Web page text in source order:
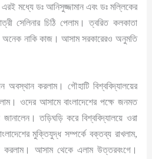
মধ্যে ডঃ আনিসুজ্জামান এবং ডঃ মল্লিকের
সেলিনার চিঠি পেলাম। ত্বরিত কলকাতা
অনেক নাকি কাজ। আসাম সরকারেরও অনুমতি
অবস্থান করলাম। গৌহাটি বিশ্ববিদ্যালয়ের
ওদের আসামে বাংলাদেশের পক্ষে জনমত
তড়িঘড়ি করে বিশ্ববিদ্যালয়ে ওরা
মুক্তিযুদ্ধ সম্পর্কে বক্তব্য রাখলাম,
করলাম। আসাম থেকে এলাম উত্তরবংগে।